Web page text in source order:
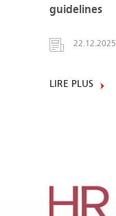
guidelines
22.12.2025
LIRE PLUS